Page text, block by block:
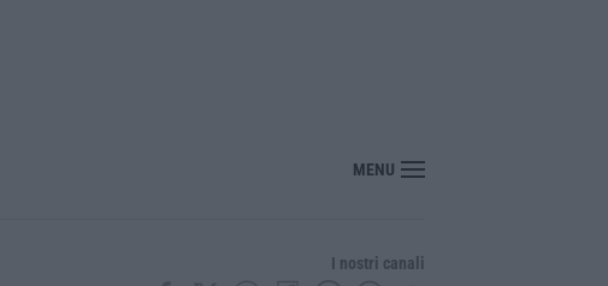
Sanità, la “stretta” sui conti: più controlli, bilanci digitali e regole uniche per tutte le
MENU
I nostri canali